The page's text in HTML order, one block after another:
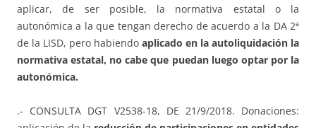
aplicar, de ser posible, la normativa estatal o la
autonómica a la que tengan derecho de acuerdo a la DA 2ª
de la LISD, pero habiendo aplicado en la autoliquidación la
normativa estatal, no cabe que puedan luego optar por la
autonómica.
.- CONSULTA DGT V2538-18, DE 21/9/2018. Donaciones: